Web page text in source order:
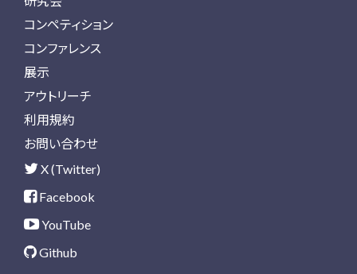
コンペティション
コンファレンス
展示
アウトリーチ
利用規約
お問い合わせ
X (Twitter)
Facebook
YouTube
Github